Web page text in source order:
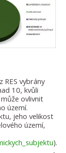
RES vybrány
10, kvůli
ovlivnit
území.
jeho velikost
území,
).